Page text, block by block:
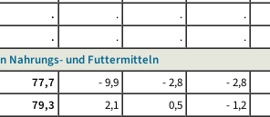
. . . .
. . . .
Nahrungs- und Futtermitteln
77,7 - 9,9 - 2,8 - 2,8
79,3 2,1 0,5 - 1,2